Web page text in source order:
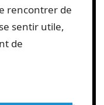
rencontrer de
sentir utile,
de